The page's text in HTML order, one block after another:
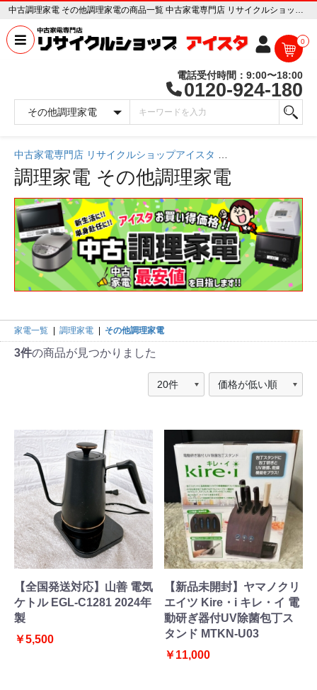
中古調理家電 その他調理家電の商品一覧 中古家電専門店 リサイクルショップ アイスタ
0
電話受付時間：9:00〜18:00
0120-924-180
中古家電専門店 リサイクルショップアイスタ
調理家電 その他調理家電
家電一覧 調理家電 その他調理家電
3件の商品が見つかりました
【全国発送対応】山善 電気
ケトル EGL-C1281 2024年
製
￥5,500
【新品未開封】ヤマノクリ
エイツ Kire・i キレ・イ 電
動研ぎ器付UV除菌包丁ス
タンド MTKN-U03
￥11,000